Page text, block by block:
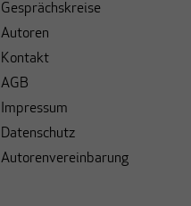
Gesprächskreise
Autoren
Kontakt
AGB
Impressum
Datenschutz
Autorenvereinbarung